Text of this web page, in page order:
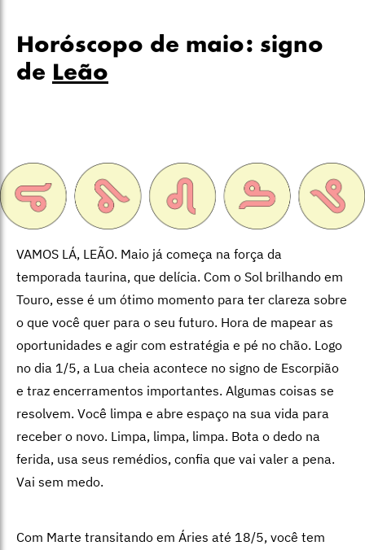
Horóscopo de maio: signo
de Leão
VAMOS LÁ, LEÃO. Maio já começa na força da
temporada taurina, que delícia. Com o Sol brilhando em
Touro, esse é um ótimo momento para ter clareza sobre
o que você quer para o seu futuro. Hora de mapear as
oportunidades e agir com estratégia e pé no chão. Logo
no dia 1/5, a Lua cheia acontece no signo de Escorpião
e traz encerramentos importantes. Algumas coisas se
resolvem. Você limpa e abre espaço na sua vida para
receber o novo. Limpa, limpa, limpa. Bota o dedo na
ferida, usa seus remédios, confia que vai valer a pena.
Vai sem medo.
Com Marte transitando em Áries até 18/5, você tem